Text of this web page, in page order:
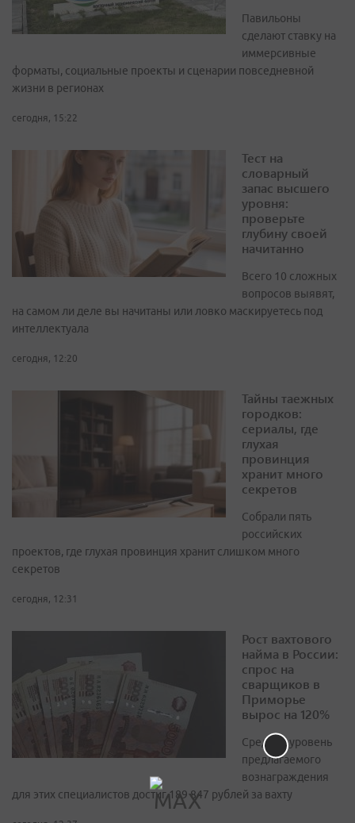
Павильоны
сделают ставку на
иммерсивные
форматы, социальные проекты и сценарии повседневной
жизни в регионах
сегодня, 15:22
Тест на
словарный
запас высшего
уровня:
проверьте
глубину своей
начитанно
Всего 10 сложных
вопросов выявят,
на самом ли деле вы начитаны или ловко маскируетесь под
интеллектуала
сегодня, 12:20
Тайны таежных
городков:
сериалы, где
глухая
провинция
хранит много
секретов
Собрали пять
российских
проектов, где глухая провинция хранит слишком много
секретов
сегодня, 12:31
Рост вахтового
найма в России:
спрос на
сварщиков в
Приморье
вырос на 120%
Средний уровень
предлагаемого
вознаграждения
для этих специалистов достиг 189 847 рублей за вахту